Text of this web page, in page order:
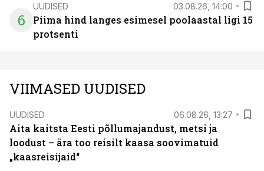
6
UUDISED 03.08.26, 14:00
Piima hind langes esimesel poolaastal ligi 15
protsenti
VIIMASED UUDISED
UUDISED 06.08.26, 13:27
Aita kaitsta Eesti põllumajandust, metsi ja
loodust – ära too reisilt kaasa soovimatuid
„kaasreisijaid“